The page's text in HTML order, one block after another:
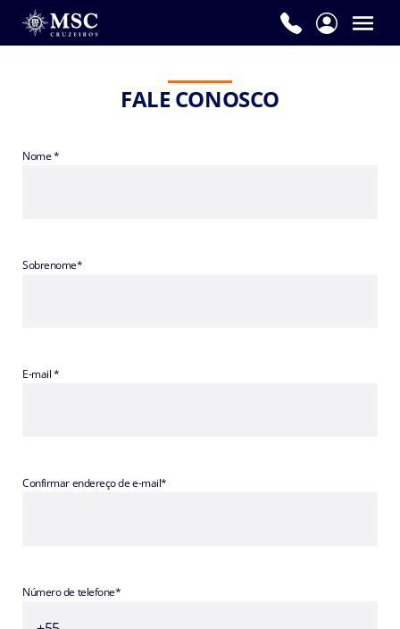
FALE CONOSCO
Nome *
Sobrenome*
E-mail *
Confirmar endereço de e-mail*
Número de telefone*